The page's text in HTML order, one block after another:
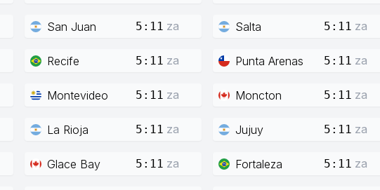
San Juan 5:11 za Salta 5:11 za
Recife 5:11 za Punta Arenas 5:11 za
Montevideo 5:11 za Moncton 5:11 za
La Rioja 5:11 za Jujuy 5:11 za
Glace Bay 5:11 za Fortaleza 5:11 za